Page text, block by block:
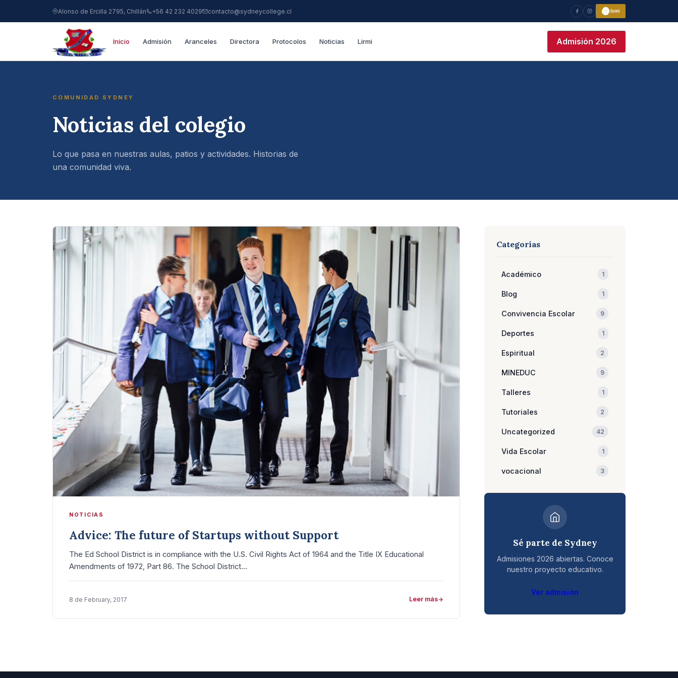
Alonso de Ercilla 2795, Chillán +56 42 232 4029 contacto@sydneycollege.cl
Inicio Admisión Aranceles Directora Protocolos Noticias Lirmi Admisión 2026
COMUNIDAD SYDNEY
Noticias del colegio
Lo que pasa en nuestras aulas, patios y actividades. Historias de
una comunidad viva.
NOTICIAS
Advice: The future of Startups without Support
The Ed School District is in compliance with the U.S. Civil Rights Act of 1964 and the Title IX Educational
Amendments of 1972, Part 86. The School District…
8 de February, 2017 Leer más
Categorías
Académico 1
Blog 1
Convivencia Escolar 9
Deportes 1
Espiritual 2
MINEDUC 9
Talleres 1
Tutoriales 2
Uncategorized 42
Vida Escolar 1
vocacional 3
Sé parte de Sydney
Admisiones 2026 abiertas. Conoce
nuestro proyecto educativo.
Ver admisión